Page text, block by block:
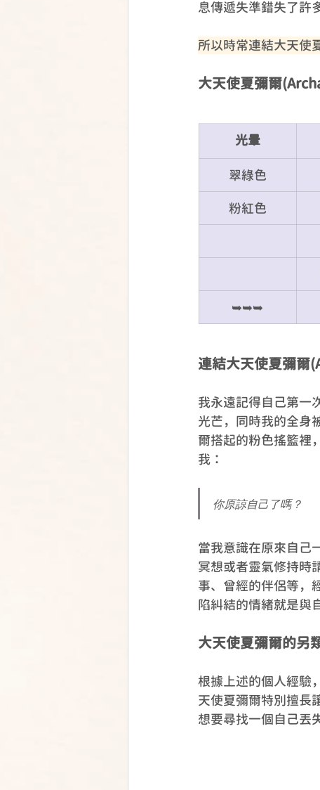
息傳遞失準錯失了許
所以時常連結大天使
大天使夏彌爾
光暈
翠綠色
粉紅色
➥➥➥
連結大天使夏彌爾
我永遠記得自己第一
光芒，同時我的全身
爾搭起的粉色搖籃裡
我：
你原諒自己了嗎？
當我意識在原來自己
冥想或者靈氣修持時
事、曾經的伴侶等，
陷糾結的情緒就是與
大天使夏彌爾的另
根據上述的個人經驗
天使夏彌爾特別擅長
想要尋找一個自己丟